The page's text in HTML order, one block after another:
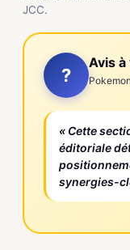
JCC.
?
Avis
« Cette
éditoriale
synergies-